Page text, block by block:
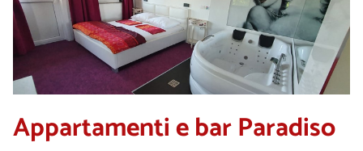
Appartamenti e bar Paradiso